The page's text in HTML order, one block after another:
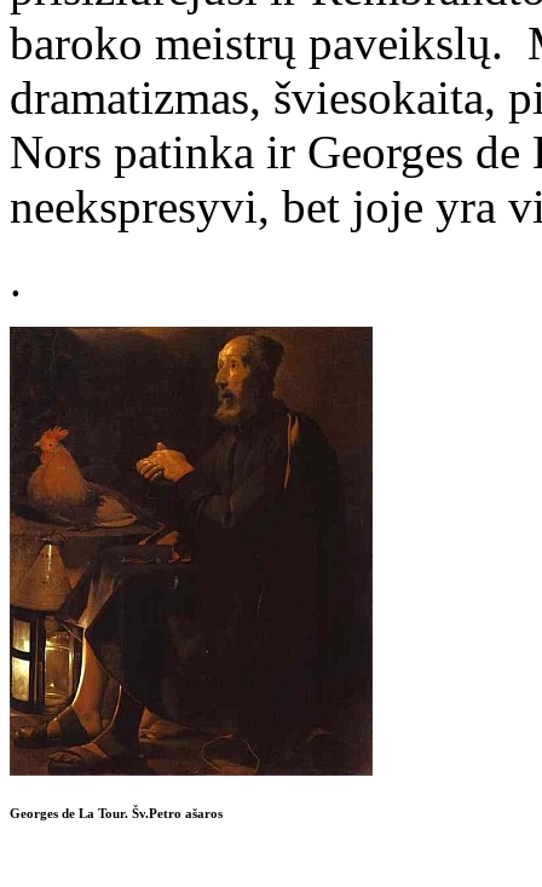
baroko meistrų paveikslų.
dramatizmas, šviesokaita,
Nors patinka ir Georges
neekspresyvi, bet joje yra
.
Georges de La Tour. Šv.Petro ašaros